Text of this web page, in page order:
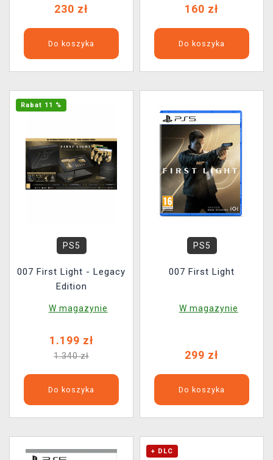
230 zł
Do koszyka
160 zł
Do koszyka
Rabat 11 %
PS5
007 First Light - Legacy
Edition
W magazynie
1.199 zł
1.340 zł
Do koszyka
PS5
007 First Light
W magazynie
299 zł
Do koszyka
+ DLC